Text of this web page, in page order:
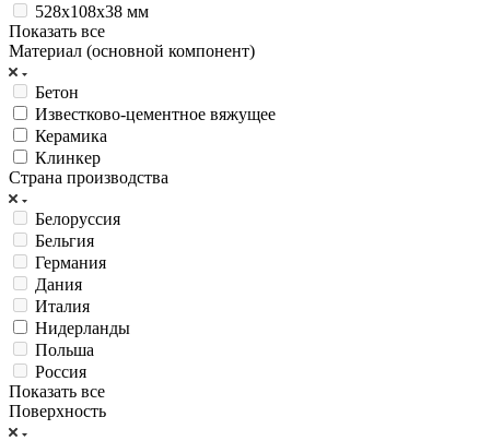
528x108x38 мм
Показать все
Материал (основной компонент)
Бетон
Известково-цементное вяжущее
Керамика
Клинкер
Страна производства
Белоруссия
Бельгия
Германия
Дания
Италия
Нидерланды
Польша
Россия
Показать все
Поверхность